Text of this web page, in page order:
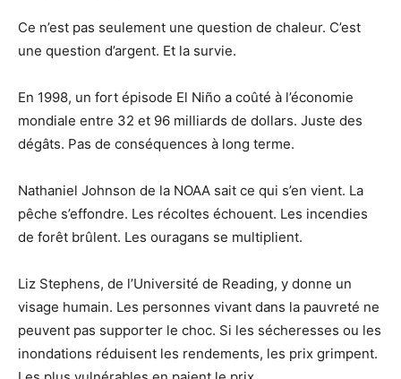
Ce n’est pas seulement une question de chaleur. C’est
une question d’argent. Et la survie.
En 1998, un fort épisode El Niño a coûté à l’économie
mondiale entre 32 et 96 milliards de dollars. Juste des
dégâts. Pas de conséquences à long terme.
Nathaniel Johnson de la NOAA sait ce qui s’en vient. La
pêche s’effondre. Les récoltes échouent. Les incendies
de forêt brûlent. Les ouragans se multiplient.
Liz Stephens, de l’Université de Reading, y donne un
visage humain. Les personnes vivant dans la pauvreté ne
peuvent pas supporter le choc. Si les sécheresses ou les
inondations réduisent les rendements, les prix grimpent.